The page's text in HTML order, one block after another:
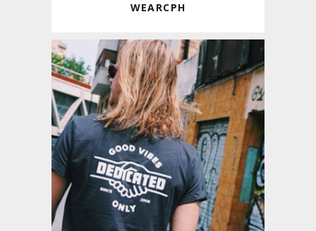
WEARCPH